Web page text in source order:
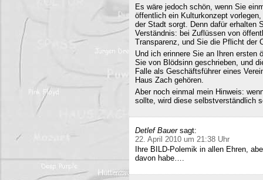
Es wäre jedoch schön, wenn Sie
öffentlich ein Kulturkonzept
der Stadt sorgt. Denn dafür erhalten
Verständnis: bei Zuflüssen von
Transparenz, und Sie die Pflicht der
Und ich erinnere Sie an Ihren ersten
Sie von Blödsinn geschrieben, und
Falle als Geschäftsführer eines
Haus Zach gehören.
Aber noch einmal mein Hinweis:
sollte, wird diese selbstverständlich
Detlef Bauer sagt:
22. April 2010 um 21:38 Uhr
Ihre BILD-Polemik in allen Ehren,
davon habe….